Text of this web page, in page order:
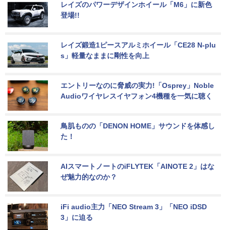
レイズのパワーデザインホイール「M6」に新色
登場!!
レイズ鍛造1ピースアルミホイール「CE28 N-plu
s」軽量なままに剛性を向上
エントリーなのに脅威の実力!「Osprey」Noble
Audioワイヤレスイヤフォン4機種を一気に聴く
鳥肌ものの「DENON HOME」サウンドを体感し
た！
AIスマートノートのiFLYTEK「AINOTE 2」はな
ぜ魅力的なのか？
iFi audio主力「NEO Stream 3」「NEO iDSD
3」に迫る